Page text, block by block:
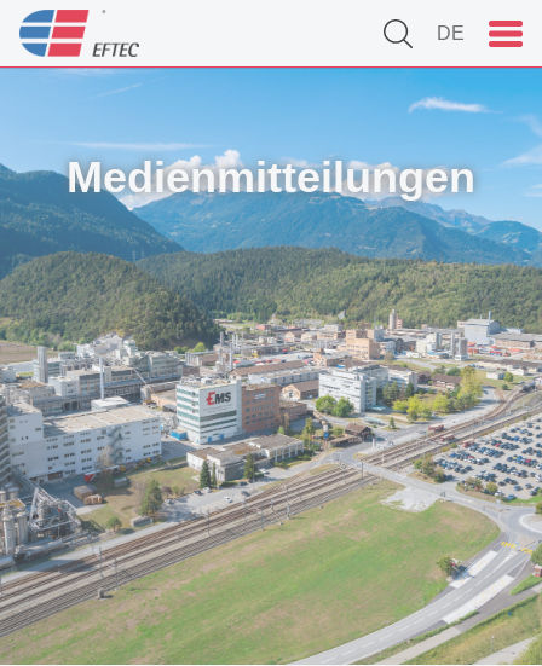
DE
Medienmitteilungen